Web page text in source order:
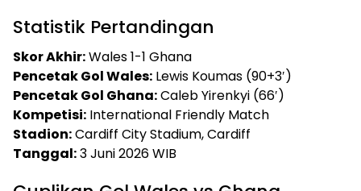
Statistik Pertandingan
Skor Akhir:Wales 1-1 Ghana
Pencetak Gol Wales: Lewis Koumas (90+3′)
Pencetak Gol Ghana:Caleb Yirenkyi (66′)
Kompetisi: International Friendly Match
Stadion:Cardiff City Stadium, Cardiff
Tanggal:3 Juni 2026 WIB